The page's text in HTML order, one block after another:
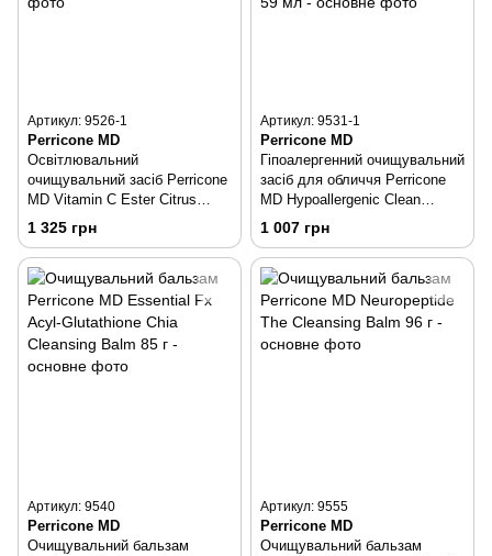
Артикул: 9526-1
Perricone MD
Освітлювальний
очищувальний засіб Perricone
MD Vitamin C Ester Citrus
Brightening Cleanser 59 мл
1 325 грн
Артикул: 9531-1
Perricone MD
Гіпоалергенний очищувальний
засіб для обличчя Perricone
MD Hypoallergenic Clean
Correction Gentle Cleanser 59
1 007 грн
Артикул: 9540
Perricone MD
Очищувальний бальзам
Артикул: 9555
Perricone MD
Очищувальний бальзам